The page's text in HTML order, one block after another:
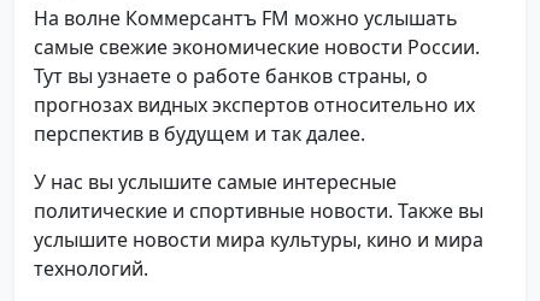
На волне Коммерсантъ FM можно услышать
самые свежие экономические новости России.
Тут вы узнаете о работе банков страны, о
прогнозах видных экспертов относительно их
перспектив в будущем и так далее.
У нас вы услышите самые интересные
политические и спортивные новости. Также вы
услышите новости мира культуры, кино и мира
технологий.